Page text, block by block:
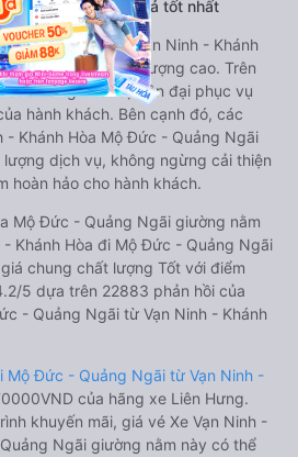
Thoải mái, giá cả tốt nhất
- Quảng Ngãi từ Vạn Ninh - Khánh
giường nằm chất lượng cao. Trên
trang thiết bị hiện đại phục vụ
hành khách. Bên cạnh đó, các
- Khánh Hòa Mộ Đức - Quảng Ngãi
dịch vụ, không ngừng cải thiện
hoàn hảo cho hành khách.
Mộ Đức - Quảng Ngãi giường nằm
Khánh Hòa đi Mộ Đức - Quảng Ngãi
chung chất lượng Tốt với điểm
5 dựa trên 22883 phản hồi của
- Quảng Ngãi từ Vạn Ninh - Khánh
Mộ Đức - Quảng Ngãi từ Vạn Ninh -
của hãng xe Liên Hưng.
khuyến mãi, giá vé Xe Vạn Ninh -
Ngãi giường nằm này có thể